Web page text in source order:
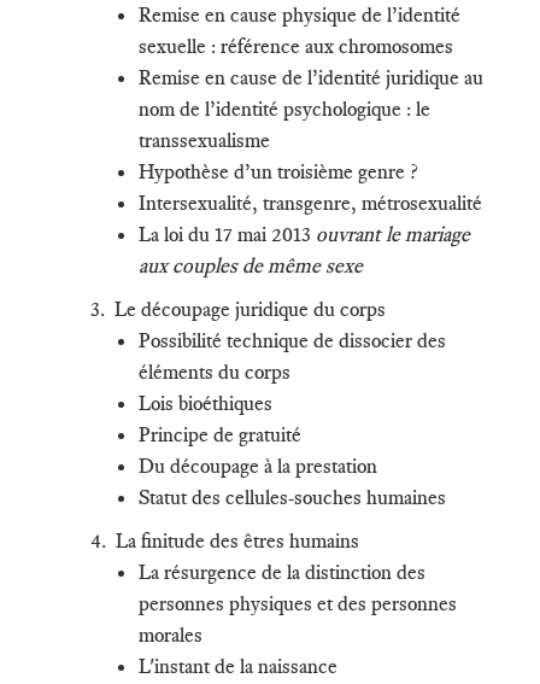
Remise en cause physique de l’identité
sexuelle : référence aux chromosomes
Remise en cause de l’identité juridique au
nom de l’identité psychologique : le
transsexualisme
Hypothèse d’un troisième genre ?
Intersexualité, transgenre, métrosexualité
La loi du 17 mai 2013 ouvrant le mariage
aux couples de même sexe
3. Le découpage juridique du corps
Possibilité technique de dissocier des
éléments du corps
Lois bioéthiques
Principe de gratuité
Du découpage à la prestation
Statut des cellules-souches humaines
4. La finitude des êtres humains
La résurgence de la distinction des
personnes physiques et des personnes
morales
L'instant de la naissance